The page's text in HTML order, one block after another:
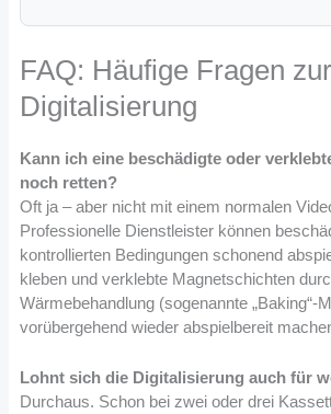
FAQ: Häufige Fragen
Digitalisierung
Kann ich eine beschädigte oder
noch retten?
Oft ja – aber nicht mit einem normalen
Professionelle Dienstleister können
kontrollierten Bedingungen schonend
kleben und verklebte Magnetschichten
Wärmebehandlung (sogenannte „Baking“-
vorübergehend wieder abspielbereit
Lohnt sich die Digitalisierung auch für
Durchaus. Schon bei zwei oder drei